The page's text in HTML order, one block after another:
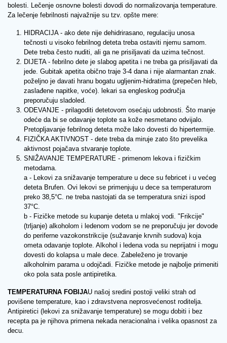
bolesti. Lečenje osnovne bolesti dovodi do normalizovanja temperature.
Za lečenje febrilnosti najvažnije su tzv. opšte mere:
HIDRACIJA - ako dete nije dehidrirasano, regulaciju unosa
tečnosti u visoko febrilnog deteta treba ostaviti njemu samom.
Dete treba često nuditi, ali ga ne prisiljavati da uzima tečnost.
DIJETA - febrilno dete je slabog apetita i ne treba ga prisiljavati da
jede. Gubitak apetita obično traje 3-4 dana i nije alarmantan znak.
poželjno je davati hranu bogatu ugljenim-hidratima (prepečen hleb,
zaslađene napitke, voće). lekari sa engleskog područja
preporučuju sladoled.
ODEVANJE - prilagoditi detetovom osećaju udobnosti. Što manje
odeće da bi se odavanje toplote sa kože nesmetano odvijalo.
Pretopljavanje febrilnog deteta može lako dovesti do hipertermije.
FIZIČKA AKTIVNOST - dete treba da miruje zato što prevelika
aktivnost pojačava stvaranje toplote.
SNIŽAVANJE TEMPERATURE - primenom lekova i fizičkim
metodama.
a - Lekovi za snižavanje temperature u dece su febricet i u većeg
deteta Brufen. Ovi lekovi se primenjuju u dece sa temperaturom
preko 38,5°C. ne treba nastojati da se temperatura snizi ispod
37°C.
b - Fizičke metode su kupanje deteta u mlakoj vodi. "Frikcije"
(trljanje) alkoholom i ledenom vodom se ne preporučuju jer dovode
do periferne vazokonstrikcije (sužavanje krvnih sudova) koja
ometa odavanje toplote. Alkohol i ledena voda su neprijatni i mogu
dovesti do kolapsa u male dece. Zabeleženo je trovanje
alkoholnim parama u odojčadi. Fizičke metode je najbolje primeniti
oko pola sata posle antipiretika.
TEMPERATURNA FOBIJAU našoj sredini postoji veliki strah od
povišene temperature, kao i zdravstvena neprosvećenost roditelja.
Antipiretici (lekovi za snižavanje temperature) se mogu dobiti i bez
recepta pa je njihova primena nekada neracionalna i velika opasnost za
decu.